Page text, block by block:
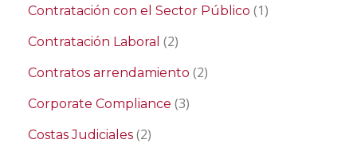
Contratación con el Sector Público (1)
Contratación Laboral (2)
Contratos arrendamiento (2)
Corporate Compliance (3)
Costas Judiciales (2)